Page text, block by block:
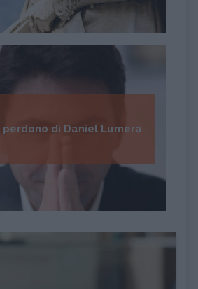
perdono di Daniel Lumera